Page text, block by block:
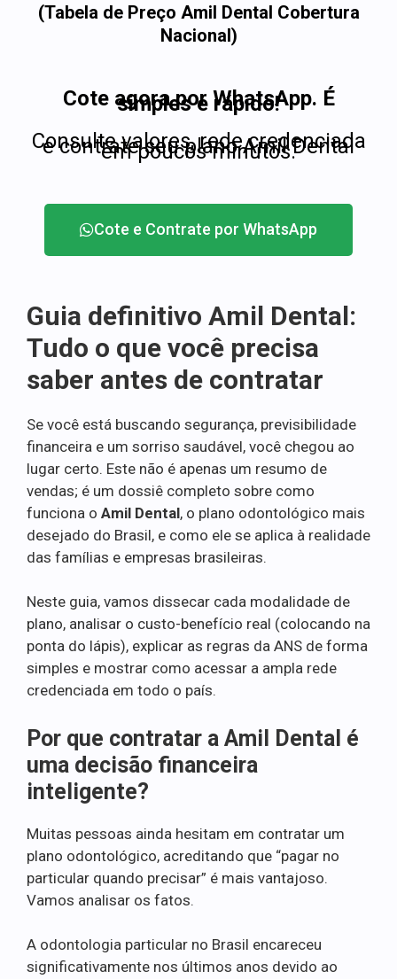
(Tabela de Preço Amil Dental Cobertura
Nacional)
Cote agora por WhatsApp. É
simples e rápido!
Consulte valores, rede credenciada
e contrate seu plano Amil Dental
em poucos minutos.
Cote e Contrate por WhatsApp
Guia definitivo Amil Dental:
Tudo o que você precisa
saber antes de contratar
Se você está buscando segurança, previsibilidade
financeira e um sorriso saudável, você chegou ao
lugar certo. Este não é apenas um resumo de
vendas; é um dossiê completo sobre como
funciona o Amil Dental, o plano odontológico mais
desejado do Brasil, e como ele se aplica à realidade
das famílias e empresas brasileiras.
Neste guia, vamos dissecar cada modalidade de
plano, analisar o custo-benefício real (colocando na
ponta do lápis), explicar as regras da ANS de forma
simples e mostrar como acessar a ampla rede
credenciada em todo o país.
Por que contratar a Amil Dental é
uma decisão financeira
inteligente?
Muitas pessoas ainda hesitam em contratar um
plano odontológico, acreditando que “pagar no
particular quando precisar” é mais vantajoso.
Vamos analisar os fatos.
A odontologia particular no Brasil encareceu
significativamente nos últimos anos devido ao